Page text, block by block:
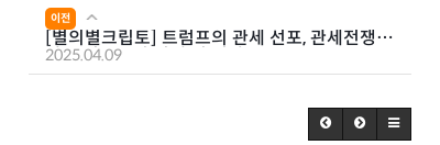
이전
[별의별크립토] 트럼프의 관세 선포, 관세전쟁에
따른 비트코인 시세 및 전망은?
2025.04.09